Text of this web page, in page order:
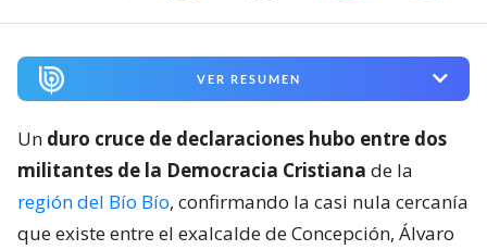
VER RESUMEN
Un duro cruce de declaraciones hubo entre dos
militantes de la Democracia Cristiana de la
región del Bío Bío, confirmando la casi nula cercanía
que existe entre el exalcalde de Concepción, Álvaro